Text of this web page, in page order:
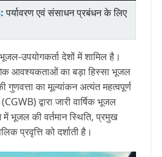
पर्यावरण एवं संसाधन प्रबंधन के लिए
उपयोगकर्ता देशों में शामिल है।
आवश्यकताओं का बड़ा हिस्सा भूजल
गुणवत्ता का मूल्यांकन अत्यंत महत्वपूर्ण
द्वारा जारीवार्षिक भूजल
भूजल की वर्तमान स्थिति, प्रमुख
प्रवृत्ति को दर्शाती है।